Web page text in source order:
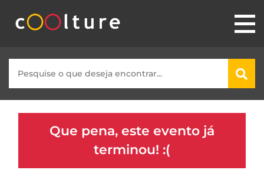
Que pena, este evento já
terminou! :(